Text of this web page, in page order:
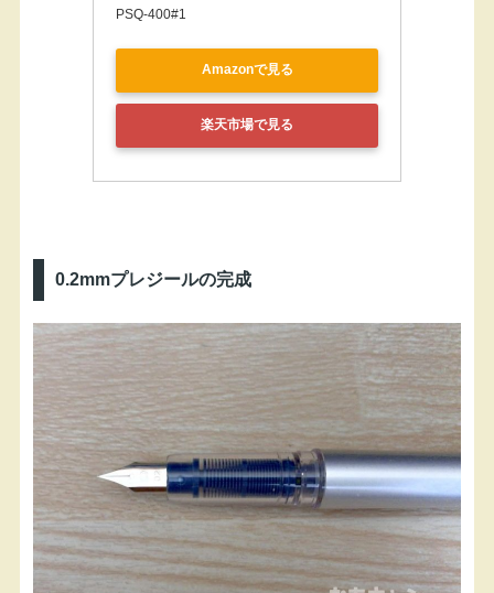
PSQ-400#1
Amazonで見る
楽天市場で見る
0.2mmプレジールの完成